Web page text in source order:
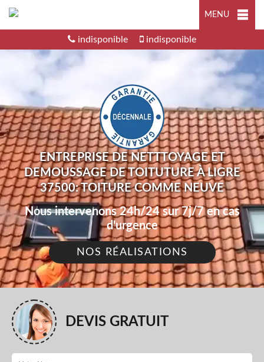
MENU
indisponible indisponible
ENTREPRISE DE NETTTOYAGE ET
DEMOUSSAGE DE TOITUTURE À LIGRE
37500: TOITURE COMME NEUVE
Nous intervenons 24h/24 sur 7j/7 en cas
d'urgence
NOS RÉALISATIONS
DEVIS GRATUIT